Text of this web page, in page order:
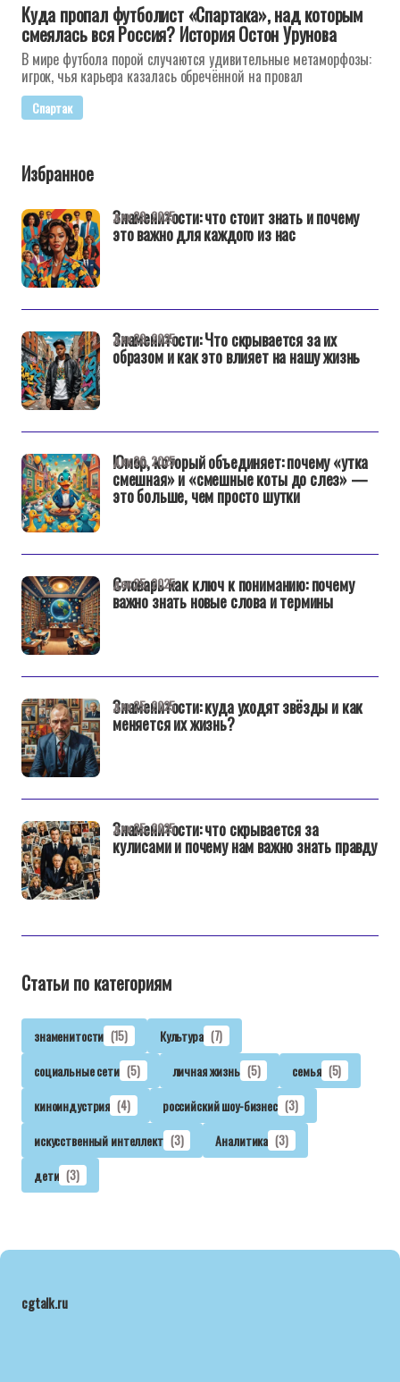
Куда пропал футболист «Спартака», над которым
смеялась вся Россия? История Остон Урунова
В мире футбола порой случаются удивительные метаморфозы:
игрок, чья карьера казалась обречённой на провал
Спартак
Избранное
Знаменитости: что стоит знать и почему
это важно для каждого из нас
дек 29, 2025
Знаменитости: Что скрывается за их
образом и как это влияет на нашу жизнь
дек 29, 2025
Юмор, который объединяет: почему «утка
смешная» и «смешные коты до слез» —
это больше, чем просто шутки
дек 26, 2025
Словарь как ключ к пониманию: почему
важно знать новые слова и термины
дек 25, 2025
Знаменитости: куда уходят звёзды и как
меняется их жизнь?
дек 25, 2025
Знаменитости: что скрывается за
кулисами и почему нам важно знать правду
дек 25, 2025
Статьи по категориям
знаменитости (15) Культура (7)
социальные сети (5) личная жизнь (5) семья (5)
киноиндустрия (4) российский шоу-бизнес (3)
искусственный интеллект (3) Аналитика (3)
дети (3)
cgtalk.ru